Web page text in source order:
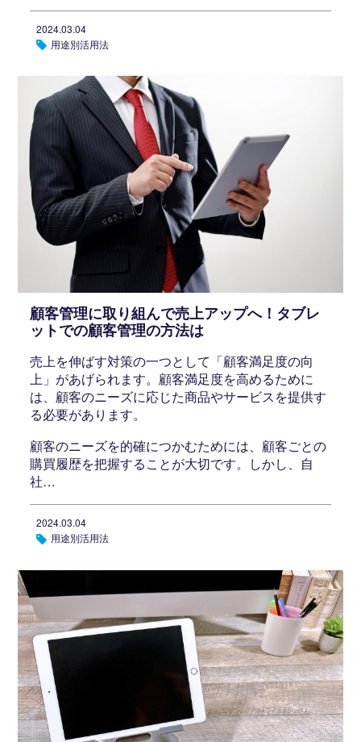
2024.03.04
用途別活用法
顧客管理に取り組んで売上アップへ！タブレ
ットでの顧客管理の方法は
売上を伸ばす対策の一つとして「顧客満足度の向
上」があげられます。顧客満足度を高めるために
は、顧客のニーズに応じた商品やサービスを提供す
る必要があります。
顧客のニーズを的確につかむためには、顧客ごとの
購買履歴を把握することが大切です。しかし、自
社…
2024.03.04
用途別活用法